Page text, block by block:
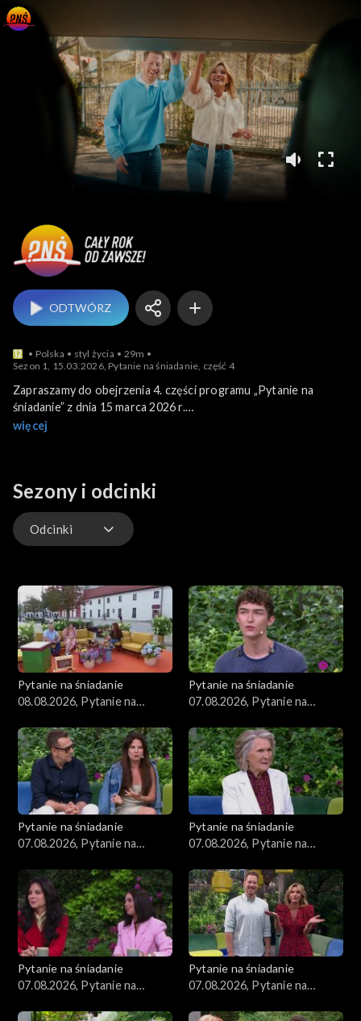
ODTWÓRZ
Polska styl życia
29m
Sezon 1, 15.03.2026, Pytanie na śniadanie, część 4
Zapraszamy do obejrzenia 4. części programu „Pytanie na
śniadanie” z dnia 15 marca 2026 r.
Program poprowadzili: Ania Lewandowska i Robert Stockinger.
więcej
Sezony i odcinki
Odcinki
Gwiazdy
Scena Pnś
Ludzie
Zdrowie
Porady
Czerwony Dywan
Uroda
Moda
Materiały
Odcinki
Pytanie na śniadanie
08.08.2026, Pytanie na
Pytanie na śniadanie
07.08.2026, Pytanie na
Pytanie na śniadanie
07.08.2026, Pytanie na
Pytanie na śniadanie
07.08.2026, Pytanie na
Pytanie na śniadanie
07.08.2026, Pytanie na
Pytanie na śniadanie
07.08.2026, Pytanie na